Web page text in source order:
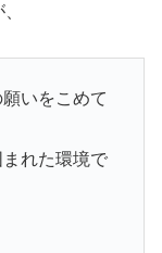
いをこめて
れた環境で